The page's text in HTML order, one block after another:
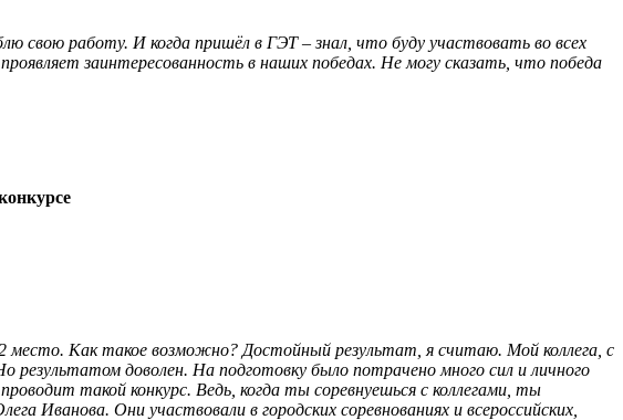
свою работу. И когда пришёл в ГЭТ – знал, что буду участвовать во всех
заинтересованность в наших победах. Не могу сказать, что победа
место. Как такое возможно? Достойный результат, я считаю. Мой коллега, с
результатом доволен. На подготовку было потрачено много сил и личного
такой конкурс. Ведь, когда ты соревнуешься с коллегами, ты
Иванова. Они участвовали в городских соревнованиях и всероссийских,